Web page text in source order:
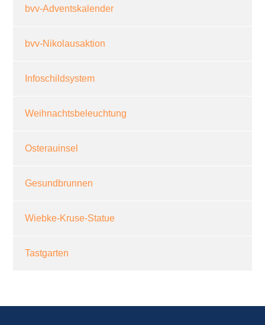
bvv-Adventskalender
bvv-Nikolausaktion
Infoschildsystem
Weihnachtsbeleuchtung
Osterauinsel
Gesundbrunnen
Wiebke-Kruse-Statue
Tastgarten